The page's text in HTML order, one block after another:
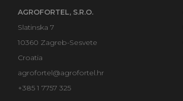
AGROFORTEL, S.R.O.
Slatinska 7
10360 Zagreb-Sesvete
Croatia
agrofortel@agrofortel.hr
+385 1 7757 325